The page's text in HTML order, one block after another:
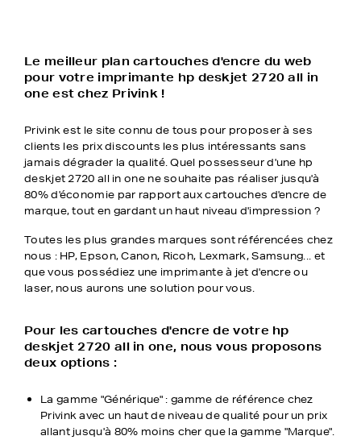
Le meilleur plan cartouches d'encre du web
pour votre imprimante hp deskjet 2720 all in
one est chez Privink !
Privink est le site connu de tous pour proposer à ses
clients les prix discounts les plus intéressants sans
jamais dégrader la qualité. Quel possesseur d'une hp
deskjet 2720 all in one ne souhaite pas réaliser jusqu'à
80% d'économie par rapport aux cartouches d'encre de
marque, tout en gardant un haut niveau d'impression ?
Toutes les plus grandes marques sont référencées chez
nous : HP, Epson, Canon, Ricoh, Lexmark, Samsung... et
que vous possédiez une imprimante à jet d'encre ou
laser, nous aurons une solution pour vous.
Pour les cartouches d'encre de votre hp
deskjet 2720 all in one, nous vous proposons
deux options :
La gamme "Générique" : gamme de référence chez
Privink avec un haut de niveau de qualité pour un prix
allant jusqu'à 80% moins cher que la gamme "Marque".